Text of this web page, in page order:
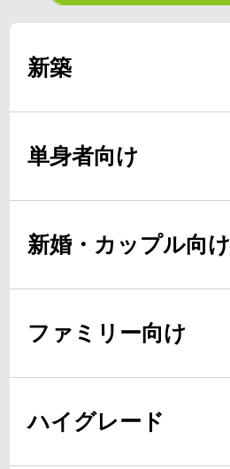
新築
単身者向け
新婚・カップル向け
ファミリー向け
ハイグレード